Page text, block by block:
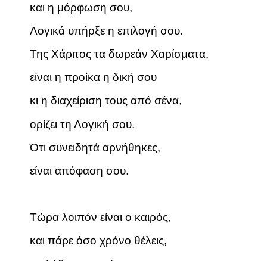
και η μόρφωση σου,
Λογικά υπήρξε η επιλογή σου.
Της Χάριτος τα δωρεάν Χαρίσματα,
είναι η προίκα η δική σου
κι η διαχείριση τους από σένα,
ορίζει τη Λογική σου.
Ότι συνειδητά αρνήθηκες,
είναι απόφαση σου.
Τώρα λοιπόν είναι ο καιρός,
και πάρε όσο χρόνο θέλεις,